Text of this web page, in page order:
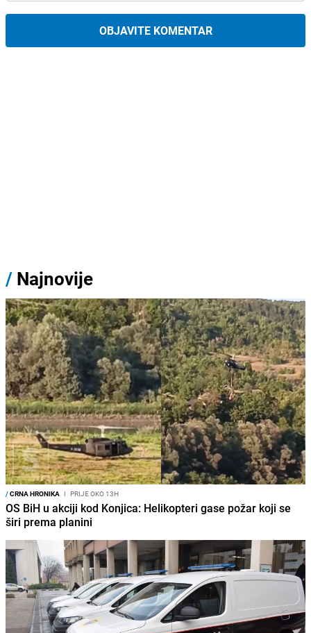
OBJAVITE KOMENTAR
/ Najnovije
/CRNA HRONIKA I PRIJE OKO 13H
OS BiH u akciji kod Konjica: Helikopteri gase požar koji se
širi prema planini